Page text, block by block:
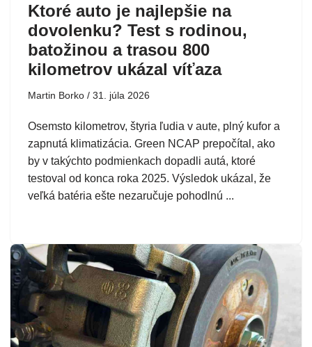
Ktoré auto je najlepšie na
dovolenku? Test s rodinou,
batožinou a trasou 800
kilometrov ukázal víťaza
Martin Borko 31. júla 2026
Osemsto kilometrov, štyria ľudia v aute, plný kufor a
zapnutá klimatizácia. Green NCAP prepočítal, ako
by v takýchto podmienkach dopadli autá, ktoré
testoval od konca roka 2025. Výsledok ukázal, že
veľká batéria ešte nezaručuje pohodlnú ...